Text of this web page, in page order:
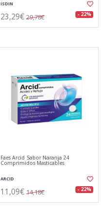
ISDIN
23,29€ 29,78€ - 22%
Faes Arcid Sabor Naranja 24
Comprimidos Masticables
ARCID
11,09€ 14,18€ - 22%